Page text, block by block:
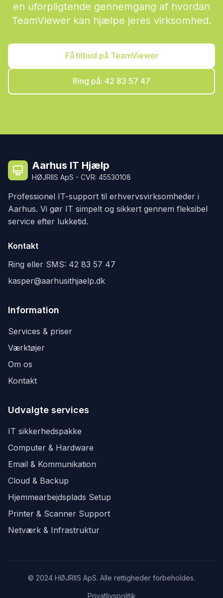
en uforpligtende gennemgang af hvordan
TeamViewer kan hjælpe jeres virksomhed.
Få tilbud på TeamViewer
Ring på: 42 83 57 47
Aarhus IT Hjælp
HØJRIIS ApS - CVR: 45530108
Professionel IT-support til erhvervsvirksomheder i
Aarhus. Vi gør IT simpelt og sikkert gennem fleksibel
service efter lukketid.
Kontakt
Ring eller SMS: 42 83 57 47
kasper@aarhusithjaelp.dk
Information
Services & priser
Værktøjer
Om os
Kontakt
Udvalgte services
IT sikkerhedspakke
Computer & Hardware
Email & Kommunikation
Cloud & Backup
Hjemmearbejdsplads Setup
Printer & Scanner Support
Netværk & Infrastruktur
© 2024 HØJRIIS ApS. Alle rettigheder forbeholdes.
Privatlivspolitik